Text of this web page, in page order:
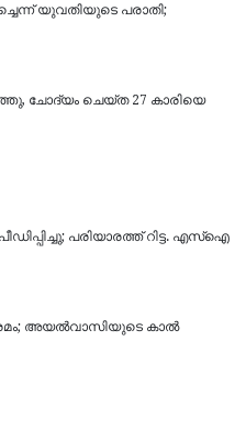
യുവതിയുടെ പരാതി;
ചോദ്യം ചെയ്ത 27 കാരിയെ
പരിയാരത്ത് റിട്ട. എസ്ഐ
അയല്‍വാസിയുടെ കാല്‍